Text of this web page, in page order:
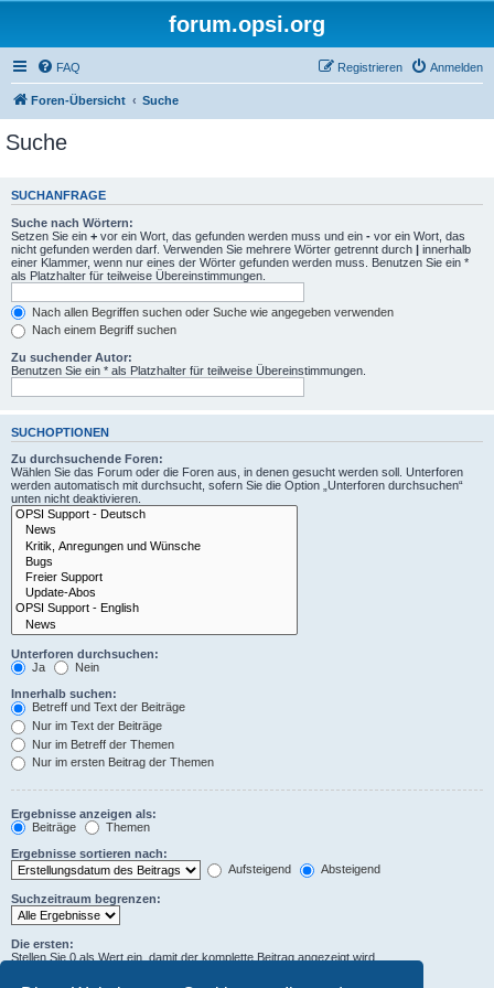
forum.opsi.org
FAQ Anmelden
Registrieren
Foren-Übersicht Suche
Suche
SUCHANFRAGE
Suche nach Wörtern:
Setzen Sie ein + vor ein Wort, das gefunden werden muss und ein - vor ein Wort, das
nicht gefunden werden darf. Verwenden Sie mehrere Wörter getrennt durch | innerhalb
einer Klammer, wenn nur eines der Wörter gefunden werden muss. Benutzen Sie ein *
als Platzhalter für teilweise Übereinstimmungen.
Nach allen Begriffen suchen oder Suche wie angegeben verwenden
Nach einem Begriff suchen
Zu suchender Autor:
Benutzen Sie ein * als Platzhalter für teilweise Übereinstimmungen.
SUCHOPTIONEN
Zu durchsuchende Foren:
Wählen Sie das Forum oder die Foren aus, in denen gesucht werden soll. Unterforen
werden automatisch mit durchsucht, sofern Sie die Option „Unterforen durchsuchen“
unten nicht deaktivieren.
Unterforen durchsuchen:
Ja
Nein
Innerhalb suchen:
Betreff und Text der Beiträge
Nur im Text der Beiträge
Nur im Betreff der Themen
Nur im ersten Beitrag der Themen
Ergebnisse anzeigen als:
Beiträge
Themen
Ergebnisse sortieren nach:
Aufsteigend
Absteigend
Suchzeitraum begrenzen:
Die ersten:
Stellen Sie 0 als Wert ein, damit der komplette Beitrag angezeigt wird.